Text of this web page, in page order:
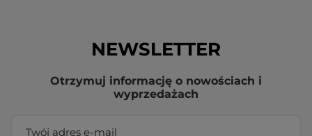
NEWSLETTER
Otrzymuj informację o nowościach i
wyprzedażach